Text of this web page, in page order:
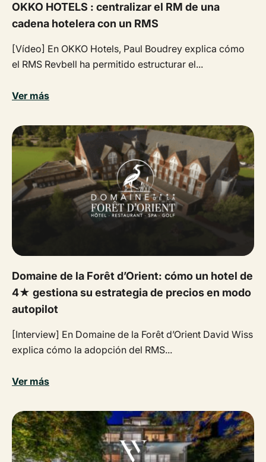
OKKO HOTELS : centralizar el RM de una
cadena hotelera con un RMS
[Vídeo] En OKKO Hotels, Paul Boudrey explica cómo
el RMS Revbell ha permitido estructurar el...
Ver más
Domaine de la Forêt d’Orient: cómo un hotel de
4★ gestiona su estrategia de precios en modo
autopilot
[Interview] En Domaine de la Forêt d’Orient David Wiss
explica cómo la adopción del RMS...
Ver más